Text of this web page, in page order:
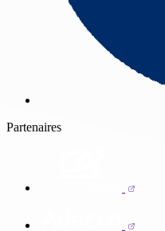
Partenaires